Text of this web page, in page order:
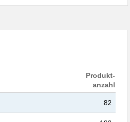
Produkt-
anzahl
82